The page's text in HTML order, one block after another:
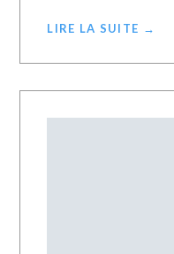
LIRE LA SUITE →